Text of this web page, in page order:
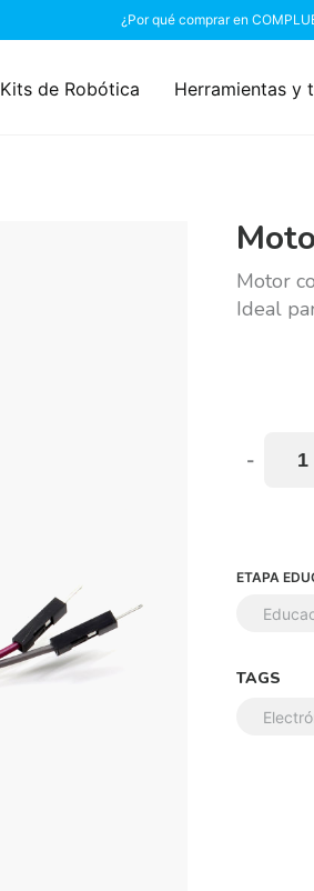
¿Por qué comprar en
Kits de Robótica Herramientas y
Motor
Ideal
-
ETAPA
TAGS